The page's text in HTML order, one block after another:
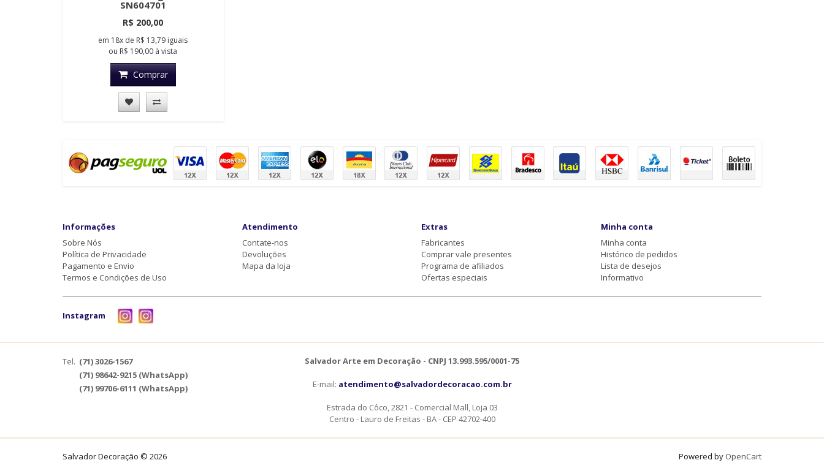
SN604701
R$ 200,00
em 18x de R$ 13,79 iguais
ou R$ 190,00 à vista
Comprar
Informações
Sobre Nós
Política de Privacidade
Pagamento e Envio
Termos e Condições de Uso
Atendimento
Contate-nos
Devoluções
Mapa da loja
Extras
Fabricantes
Comprar vale presentes
Programa de afiliados
Ofertas especiais
Minha conta
Minha conta
Histórico de pedidos
Lista de desejos
Informativo
Instagram
Tel. (71) 3026-1567
(71) 98642-9215 (WhatsApp)
(71) 99706-6111 (WhatsApp)
Salvador Arte em Decoração - CNPJ 13.993.595/0001-75
E-mail: atendimento@salvadordecoracao.com.br
Estrada do Côco, 2821 - Comercial Mall, Loja 03
Centro - Lauro de Freitas - BA - CEP 42702-400
Salvador Decoração © 2026 Powered by OpenCart